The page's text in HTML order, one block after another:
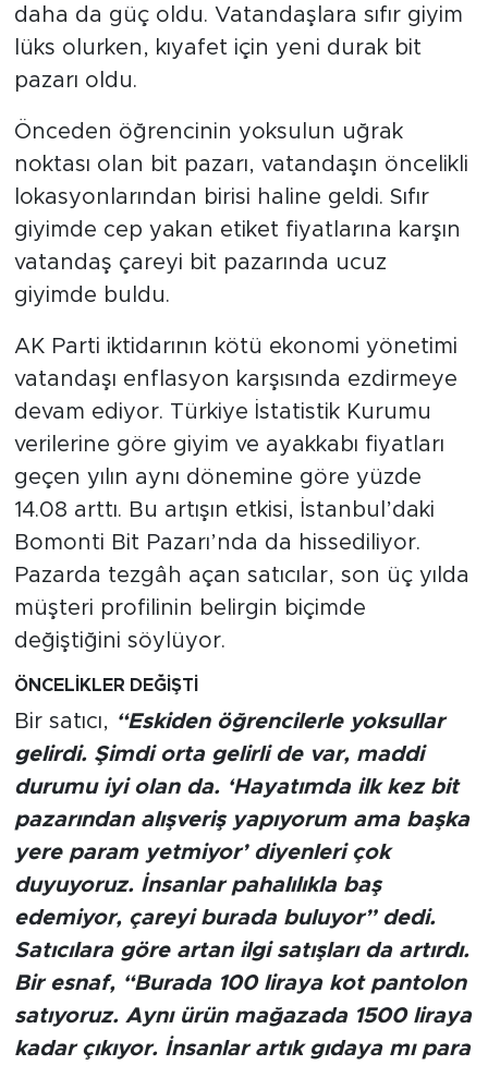
daha da güç oldu. Vatandaşlara sıfır giyim
lüks olurken, kıyafet için yeni durak bit
pazarı oldu.
Önceden öğrencinin yoksulun uğrak
noktası olan bit pazarı, vatandaşın öncelikli
lokasyonlarından birisi haline geldi. Sıfır
giyimde cep yakan etiket fiyatlarına karşın
vatandaş çareyi bit pazarında ucuz
giyimde buldu.
AK Parti iktidarının kötü ekonomi yönetimi
vatandaşı enflasyon karşısında ezdirmeye
devam ediyor. Türkiye İstatistik Kurumu
verilerine göre giyim ve ayakkabı fiyatları
geçen yılın aynı dönemine göre yüzde
14.08 arttı. Bu artışın etkisi, İstanbul’daki
Bomonti Bit Pazarı’nda da hissediliyor.
Pazarda tezgâh açan satıcılar, son üç yılda
müşteri profilinin belirgin biçimde
değiştiğini söylüyor.
ÖNCELİKLER DEĞİŞTİ
Bir satıcı, “Eskiden öğrencilerle yoksullar
gelirdi. Şimdi orta gelirli de var, maddi
durumu iyi olan da. ‘Hayatımda ilk kez bit
pazarından alışveriş yapıyorum ama başka
yere param yetmiyor’ diyenleri çok
duyuyoruz. İnsanlar pahalılıkla baş
edemiyor, çareyi burada buluyor” dedi.
Satıcılara göre artan ilgi satışları da artırdı.
Bir esnaf, “Burada 100 liraya kot pantolon
satıyoruz. Aynı ürün mağazada 1500 liraya
kadar çıkıyor. İnsanlar artık gıdaya mı para
YAŞAM
TARİHTEN GÜNÜMÜZE
TARİH
KADIN
SAĞLIK
SİYASET
MEDYA KÖŞESİ
FOTO GALERİ
VİDEOLAR
ALINTI YAZARLAR
SOSYAL MEDYA